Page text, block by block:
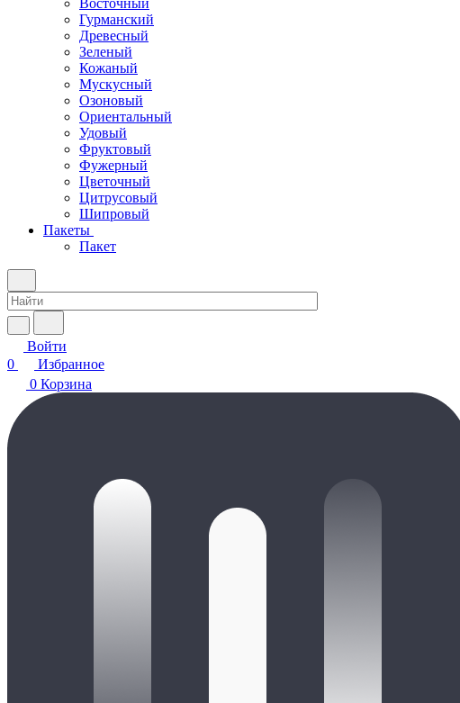
Восточный
Гурманский
Древесный
Зеленый
Кожаный
Мускусный
Озоновый
Ориентальный
Удовый
Фруктовый
Фужерный
Цветочный
Цитрусовый
Шипровый
Пакеты
Пакет
Войти
0
Избранное
0 Корзина